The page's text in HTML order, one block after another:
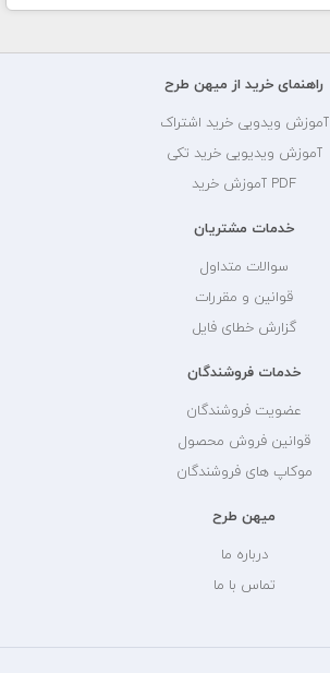
راهنمای خرید از میهن طرح
آموزش ویدویی خرید اشتراک
آموزش ویدیویی خرید تکی
PDF آموزش خرید
خدمات مشتریان
سوالات متداول
قوانین و مقررات
گزارش خطای فایل
خدمات فروشندگان
عضویت فروشندگان
قوانین فروش محصول
موکاپ های فروشندگان
میهن طرح
درباره ما
تماس با ما